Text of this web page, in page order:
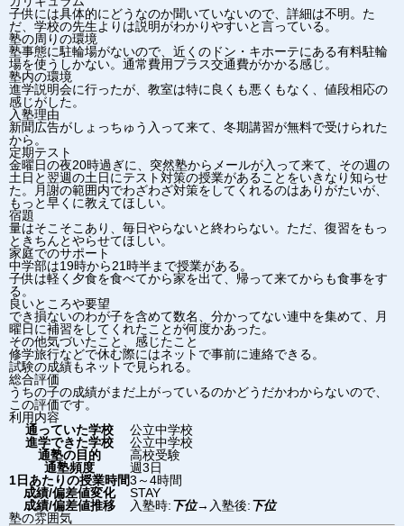
子供には具体的にどうなのか聞いていないので、詳細は不明。た
だ、学校の先生よりは説明がわかりやすいと言っている。
塾の周りの環境
塾事態に駐輪場がないので、近くのドン・キホーテにある有料駐輪
場を使うしかない。通常費用プラス交通費がかかる感じ。
塾内の環境
進学説明会に行ったが、教室は特に良くも悪くもなく、値段相応の
感じがした。
入塾理由
新聞広告がしょっちゅう入って来て、冬期講習が無料で受けられた
から。
定期テスト
金曜日の夜20時過ぎに、突然塾からメールが入って来て、その週の
土日と翌週の土日にテスト対策の授業があることをいきなり知らせ
た。月謝の範囲内でわざわざ対策をしてくれるのはありがたいが、
もっと早くに教えてほしい。
宿題
量はそこそこあり、毎日やらないと終わらない。ただ、復習をもっ
ときちんとやらせてほしい。
家庭でのサポート
中学部は19時から21時半まで授業がある。
子供は軽く夕食を食べてから家を出て、帰って来てからも食事をす
る。
良いところや要望
でき損ないのわが子を含めて数名、分かってない連中を集めて、月
曜日に補習をしてくれたことが何度かあった。
その他気づいたこと、感じたこと
修学旅行などで休む際にはネットで事前に連絡できる。
試験の成績もネットで見られる。
総合評価
うちの子の成績がまだ上がっているのかどうだかわからないので、
この評価です。
利用内容
通っていた学校
公立中学校
進学できた学校
公立中学校
通塾の目的
高校受験
通塾頻度
週3日
1日あたりの授業時間3～4時間
成績/偏差値変化
STAY
成績/偏差値推移
入塾時:下位→ 入塾後:下位
塾の雰囲気